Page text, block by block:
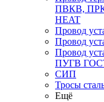
ПВКВ,
HEAT
Провод
Провод
Провод
ПУГВ
СИП
Тросы
Ещё